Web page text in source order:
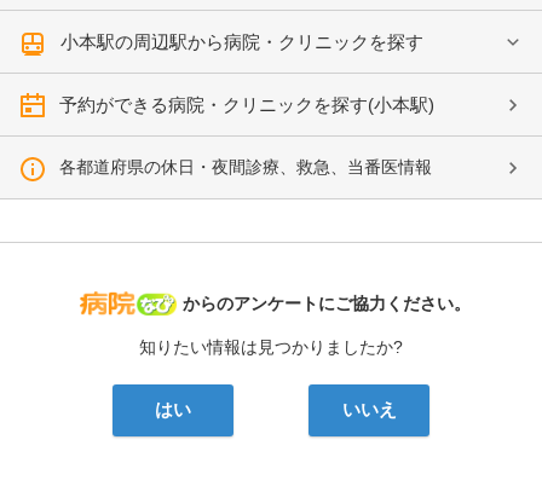
小本駅の周辺駅から病院・クリニックを探す
予約ができる病院・クリニックを探す(小本駅)
各都道府県の休日・夜間診療、救急、当番医情報
病院なび
からのアンケートにご協力ください。
知りたい情報は見つかりましたか?
はい いいえ